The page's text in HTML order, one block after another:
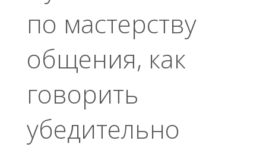
по мастерству
общения, как
говорить
убедительно